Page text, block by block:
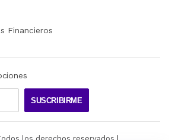
Financieros
SUSCRIBIRME